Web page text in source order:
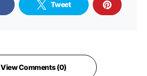
Tweet
View Comments (0)